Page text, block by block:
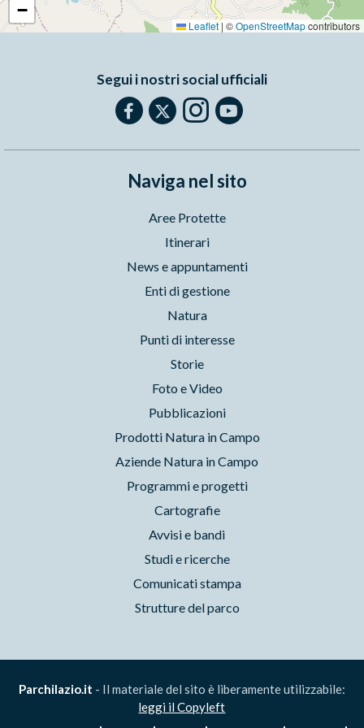
−
Leaflet | ©OpenStreetMapcontributors
Segui i nostri social ufficiali
Naviga nel sito
Aree Protette
Itinerari
News e appuntamenti
Enti di gestione
Natura
Punti di interesse
Storie
Foto e Video
Pubblicazioni
Prodotti Natura in Campo
Aziende Natura in Campo
Programmi e progetti
Cartografie
Avvisi e bandi
Studi e ricerche
Comunicati stampa
Strutture del parco
Parchilazio.it - Il materiale del sito è liberamente utilizzabile:
leggi il Copyleft